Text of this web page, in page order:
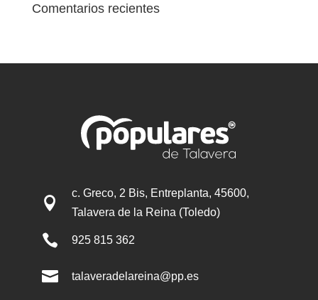
Comentarios recientes

c. Greco, 2 Bis, Entreplanta, 45600,
Talavera de la Reina (Toledo)
 925 815 362
 talaveradelareina@pp.es